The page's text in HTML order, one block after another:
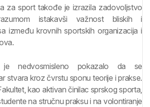
za sport takođe je izrazila zadovoljstvo
istakavši važnost bliskih i
između krovnih sportskih organizacija i
nedvosmisleno pokazalo da se
stvara kroz čvrstu sponu teorije i prakse.
kao aktivan činilac sprskog sporta,
na stručnu praksu i na volontiranje